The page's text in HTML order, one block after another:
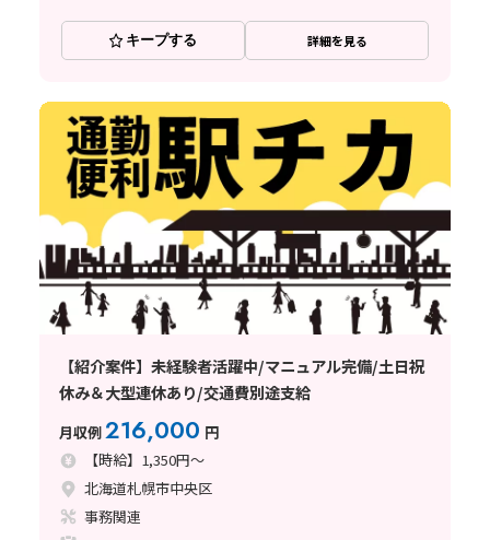
キープする 詳細を見る
【紹介案件】未経験者活躍中/マニュアル完備/土日祝
休み＆大型連休あり/交通費別途支給
月収例216,000 円
【時給】1,350円～
北海道札幌市中央区
事務関連